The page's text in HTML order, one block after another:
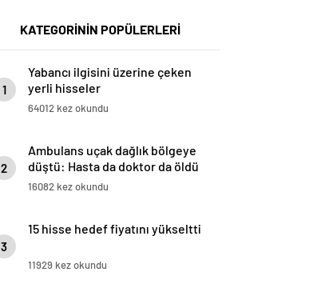
KATEGORİNİN POPÜLERLERİ
1
Yabancı ilgisini üzerine çeken
yerli hisseler
64012 kez okundu
2
Ambulans uçak dağlık bölgeye
düştü: Hasta da doktor da öldü
16082 kez okundu
3
15 hisse hedef fiyatını yükseltti
11929 kez okundu